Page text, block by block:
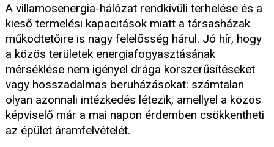
A villamosenergia-hálózat rendkívüli terhelése és a
kieső termelési kapacitások miatt a társasházak
működtetőire is nagy felelősség hárul. Jó hír, hogy
a közös területek energiafogyasztásának
mérséklése nem igényel drága korszerűsítéseket
vagy hosszadalmas beruházásokat: számtalan
olyan azonnali intézkedés létezik, amellyel a közös
képviselő már a mai napon érdemben csökkentheti
az épület áramfelvételét.